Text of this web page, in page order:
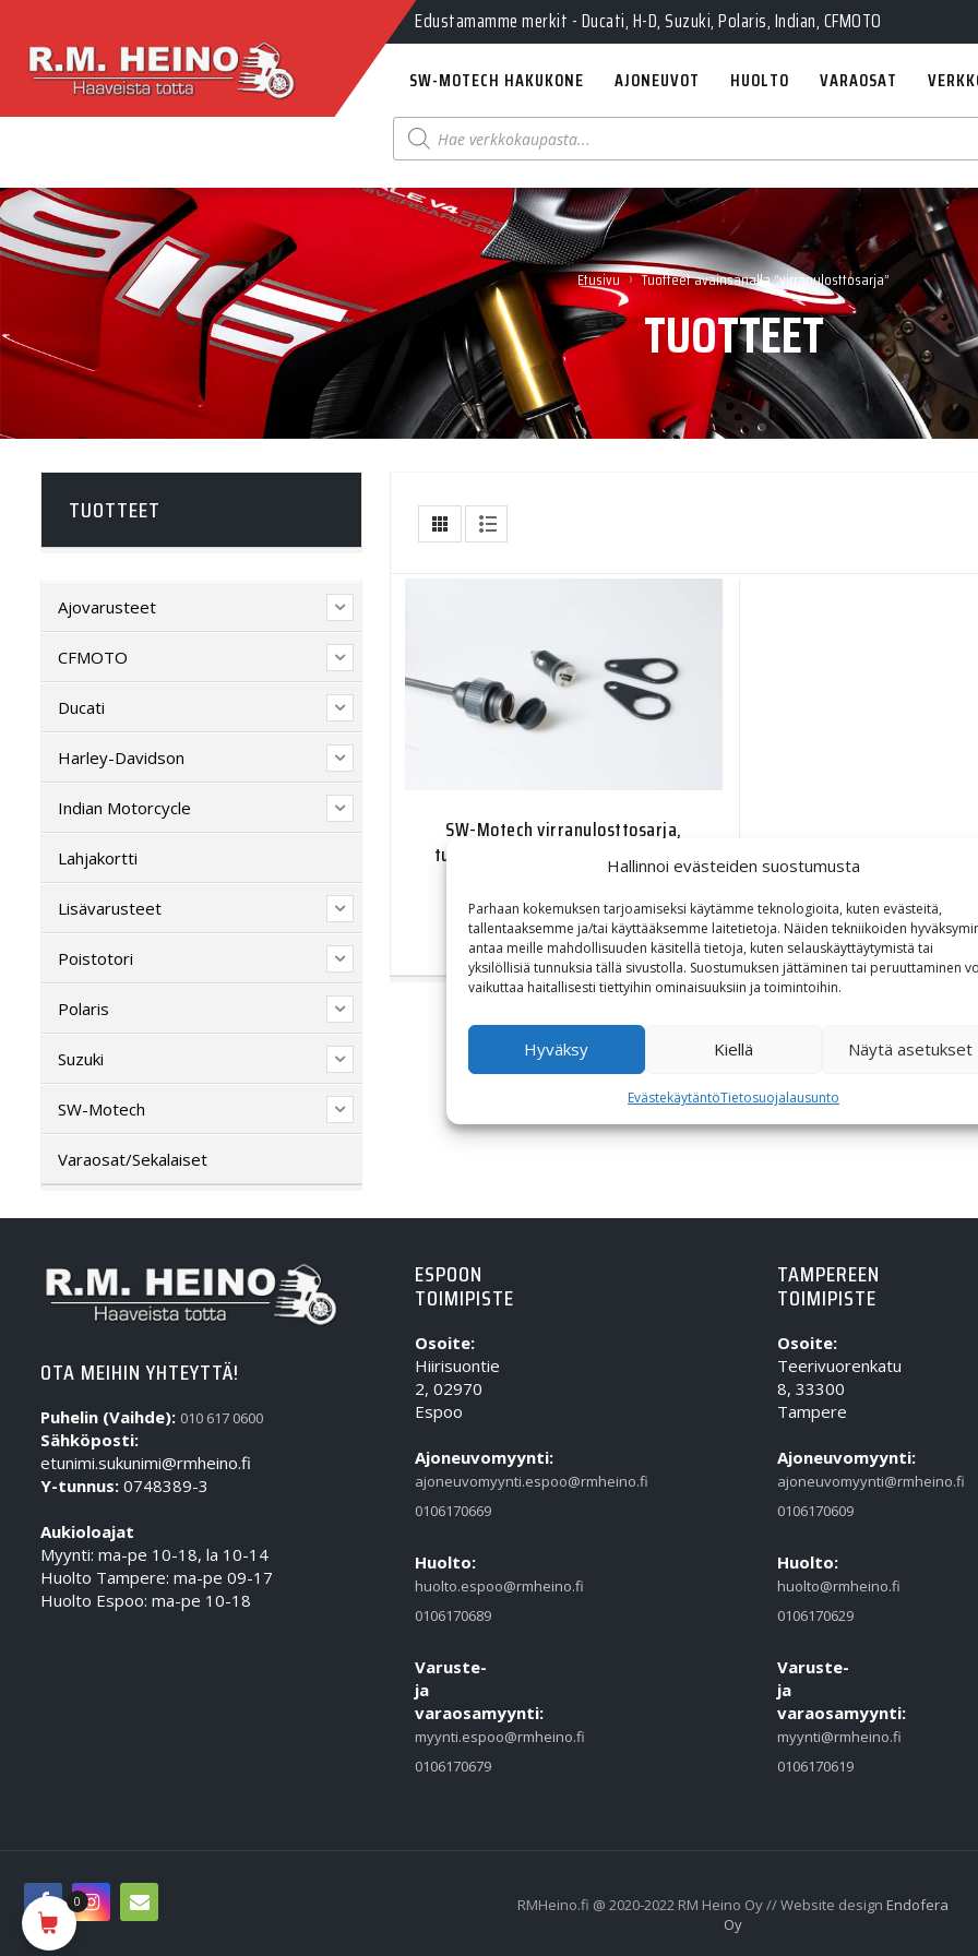
Hallinnoi evästeiden suostumusta
Parhaan kokemuksen tarjoamiseksi käytämme teknologioita, kuten evästeitä,
tallentaaksemme ja/tai käyttääksemme laitetietoja. Näiden tekniikoiden
antaa meille mahdollisuuden käsitellä tietoja, kuten selauskäyttäytymistä tai
yksilöllisiä tunnuksia tällä sivustolla. Suostumuksen jättäminen tai peruuttaminen
vaikuttaa haitallisesti tiettyihin ominaisuuksiin ja toimintoihin.
Hyväksy Kiellä Näytä asetukset
EvästekäytäntöTietosuojalausunto
Edustamamme merkit - Ducati, H-D, Suzuki, Polaris, Indian, CFMOTO
SW-MOTECH HAKUKONE AJONEUVOT HUOLTO VARAOSAT
Products
search
Etusivu › Tuotteet avainsanalla “virranulosttosarja”
TUOTTEET
SW-Motech virranulosttosarja,
tupakansytytin + USB latausportti
45,00€
TUOTTEET
Ajovarusteet
CFMOTO
Ducati
Harley-Davidson
Indian Motorcycle
Lahjakortti
Lisävarusteet
Poistotori
Polaris
Suzuki
SW-Motech
Varaosat/Sekalaiset
OTA MEIHIN YHTEYTTÄ!
Puhelin (Vaihde): 010 617 0600
Sähköposti:
etunimi.sukunimi@rmheino.fi
Y-tunnus: 0748389-3
Aukioloajat
Myynti: ma-pe 10-18, la 10-14
Huolto Tampere: ma-pe 09-17
Huolto Espoo: ma-pe 10-18
ESPOON
TOIMIPISTE
Osoite:
Hiirisuontie
2, 02970
Espoo
Ajoneuvomyynti:
ajoneuvomyynti.espoo@rmheino.fi
0106170669
Huolto:
huolto.espoo@rmheino.fi
0106170689
Varuste-
ja
varaosamyynti:
myynti.espoo@rmheino.fi
0106170679
TAMPEREEN
TOIMIPISTE
Osoite:
Teerivuorenkatu
8, 33300
Tampere
Ajoneuvomyynti:
ajoneuvomyynti@rmheino.fi
0106170609
Huolto:
huolto@rmheino.fi
0106170629
Varuste-
ja
varaosamyynti:
myynti@rmheino.fi
0106170619
RMHeino.fi @ 2020-2022 RM Heino Oy // Website design Endofera
Oy
0